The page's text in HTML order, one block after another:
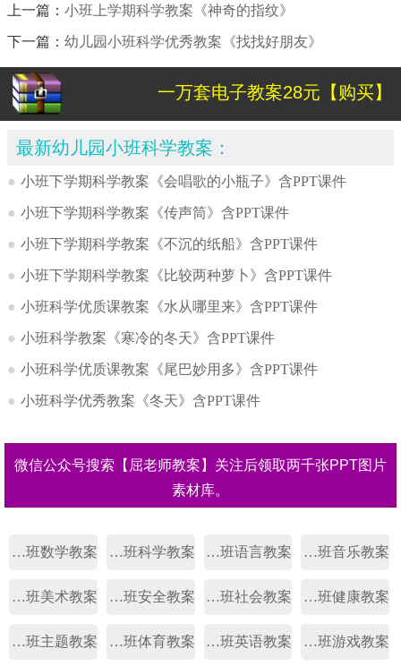
上一篇：小班上学期科学教案《神奇的指纹》
下一篇：幼儿园小班科学优秀教案《找找好朋友》
一万套电子教案28元【购买】
最新幼儿园小班科学教案：
● 小班下学期科学教案《会唱歌的小瓶子》含PPT课件
● 小班下学期科学教案《传声筒》含PPT课件
● 小班下学期科学教案《不沉的纸船》含PPT课件
● 小班下学期科学教案《比较两种萝卜》含PPT课件
● 小班科学优质课教案《水从哪里来》含PPT课件
● 小班科学教案《寒冷的冬天》含PPT课件
● 小班科学优质课教案《尾巴妙用多》含PPT课件
● 小班科学优秀教案《冬天》含PPT课件
微信公众号搜索【屈老师教案】关注后领取两千张PPT图片
素材库。
幼儿园小班数学教案 幼儿园小班科学教案 幼儿园小班语言教案 幼儿园小班音乐教案
幼儿园小班美术教案 幼儿园小班安全教案 幼儿园小班社会教案 幼儿园小班健康教案
幼儿园小班主题教案 幼儿园小班体育教案 幼儿园小班英语教案 幼儿园小班游戏教案